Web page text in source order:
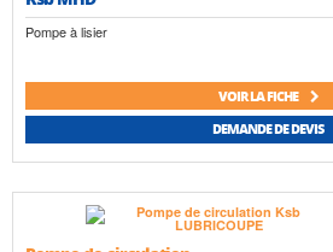
Pompe à lisier
VOIR LA FICHE
DEMANDE DE DEVIS